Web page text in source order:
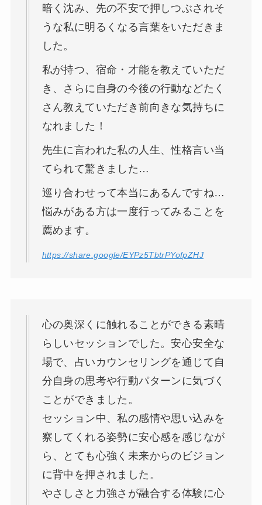
暗く沈み、先の不安で押しつぶされそ
うな私に明るくなる言葉をいただきま
した。
私が持つ、宿命・才能を教えていただ
き、さらに自身の今後の行動などたく
さん教えていただき前向きな気持ちに
なれました！
先生に言われた私の人生、性格言い当
てられて驚きました…
巡り合わせって本当にあるんですね…
悩みがある方は一度行ってみることを
薦めます。
https://share.google/EYPz5TbtrPYofpZHJ
心の奥深くに触れることができる素晴
らしいセッションでした。安心安全な
場で、占いカウンセリングを通じて自
分自身の思考や行動パターンに気づく
ことができました。
セッション中、私の感情や思い込みを
察してくれる姿勢に安心感を感じなが
ら、とても心強く未来からのビジョン
に背中を押されました。
やさしさと力強さが融合する体験に心